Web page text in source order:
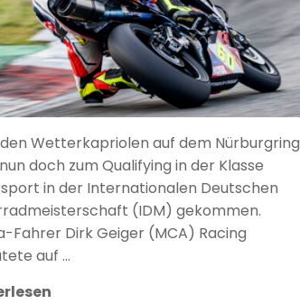
Wetterkapriolen auf dem Nürburgring
doch zum Qualifying in der Klasse
in der Internationalen Deutschen
(IDM) gekommen.
Fahrer Dirk Geiger (MCA) Racing
auf …